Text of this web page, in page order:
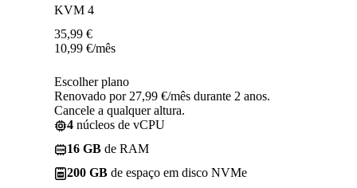
KVM 4
35,99 €
10,99 €/mês
Escolher plano
Renovado por 27,99 €/mês durante 2 anos.
Cancele a qualquer altura.
4 núcleos de vCPU
16 GB de RAM
200 GB de espaço em disco NVMe